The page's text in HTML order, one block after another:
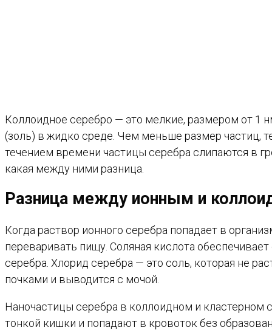
Коллоидное серебро — это мелкие, размером от 1
(золь) в жидко среде. Чем меньше размер частиц,
течением времени частицы серебра слипаются в
какая между ними разница.
Разница между ионным и
Когда раствор ионного серебра попадает в
переваривать пищу. Соляная кислота
серебра. Хлорид серебра — это соль, которая не
почками и выводится с мочой.
Наночастицы серебра в коллоидном и
тонкой кишки и попадают в кровоток без